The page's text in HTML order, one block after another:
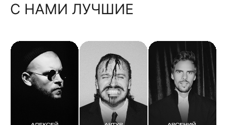
С НАМИ ЛУЧШИЕ